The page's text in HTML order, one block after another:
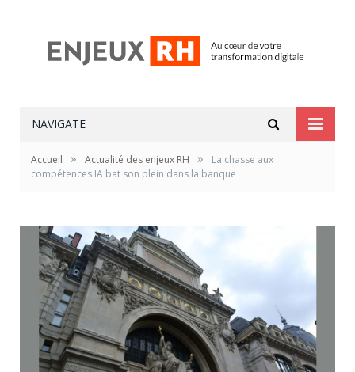
NAVIGATE
Accueil » Actualité des enjeux RH »
La chasse aux
compétences IA bat son plein dans la banque